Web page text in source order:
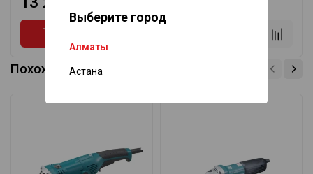
Выберите город
Алматы
Астана
Похожие товары